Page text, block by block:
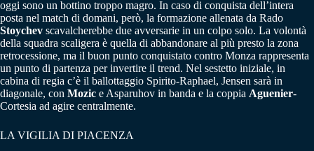
oggi sono un bottino troppo magro. In caso di conquista dell’intera
posta nel match di domani, però, la formazione allenata da Rado
Stoychev scavalcherebbe due avversarie in un colpo solo. La volontà
della squadra scaligera è quella di abbandonare al più presto la zona
retrocessione, ma il buon punto conquistato contro Monza rappresenta
un punto di partenza per invertire il trend. Nel sestetto iniziale, in
cabina di regia c’è il ballottaggio Spirito-Raphael, Jensen sarà in
diagonale, con Mozic e Asparuhov in banda e la coppia Aguenier-
Cortesia ad agire centralmente.
LA VIGILIA DI PIACENZA